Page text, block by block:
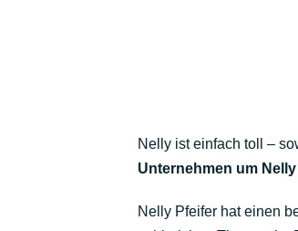
Nelly ist einfach toll –
Unternehmen um
Nelly Pfeifer hat einen